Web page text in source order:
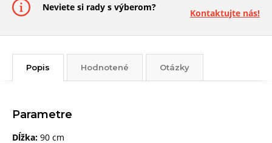
Neviete si rady s výberom?
Kontaktujte nás!
Popis Hodnotené Otázky
Parametre
Dĺžka: 90 cm